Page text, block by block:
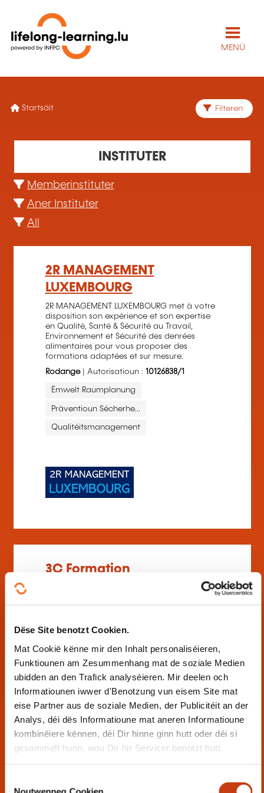
Dëse Site benotzt Cookien.
Mat Cookië kënne mir den Inhalt personaliséieren,
Funktiounen am Zesummenhang mat de soziale Medien
ubidden an den Trafick analyséieren. Mir deelen och
Informatiounen iwwer d'Benotzung vun eisem Site mat
eise Partner aus de soziale Medien, der Publicitéit an der
Analys, déi dës Informatioune mat aneren Informatioune
kombinéiere kënnen, déi Dir hinne ginn hutt oder déi si
gesammelt hunn, wou Dir hir Servicer benotzt hutt.
MENÜ
Startsäit Filteren
INSTITUTER 479
Memberinstituter
Aner Instituter
All
2R MANAGEMENT
LUXEMBOURG
2R MANAGEMENT LUXEMBOURG met à votre
disposition son expérience et son expertise
en Qualité, Santé & Sécurité au Travail,
Environnement et Sécurité des denrées
alimentaires pour vous proposer des
formations adaptées et sur mesure.
Rodange| Autorisatioun : 10126838/1
Ëmwelt Raumplanung
Präventioun Sécherhe...
Qualitéitsmanagement
3C Formation
Spécialisé dans les domaines de la sécurité,
mettons à votre disposition des formations
a une double mission de formation initiale et
stages peuvent répondre à une obligation
règlementaire ou à un développement de
modules personnalisés.
| Autorisatioun :
Elektrotechnik Manutentioun
Präventioun Sécherhe... Réibau
Transport Travaux publics